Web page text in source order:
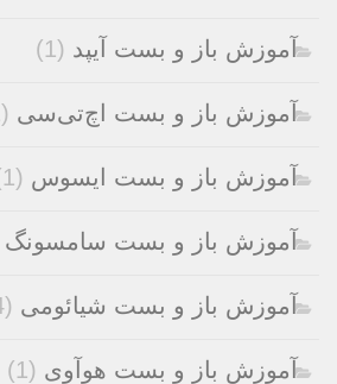
آموزش باز و بست آیپد (1)
آموزش باز و بست اچ‌تی‌سی (1)
آموزش باز و بست ایسوس (1)
آموزش باز و بست سامسونگ
آموزش باز و بست شیائومی (4)
آموزش باز و بست هوآوی (1)